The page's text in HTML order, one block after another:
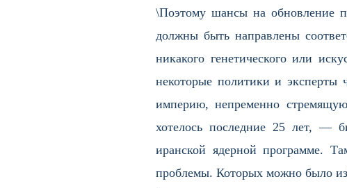
\Поэтому шансы на обновление
должны быть направлены
никакого генетического или
некоторые политики и эксперты
империю, непременно
хотелось последние 25 лет, —
иранской ядерной программе.
проблемы. Которых можно было